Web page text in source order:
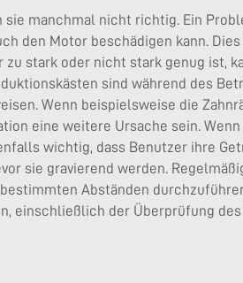
manchmal nicht richtig. Ein
den Motor beschädigen kann.
stark oder nicht stark genug ist,
sind während des
Wenn beispielsweise die
eine weitere Ursache sein.
wichtig, dass Benutzer ihre
sie gravierend werden.
Abständen
einschließlich der Überprüfung des